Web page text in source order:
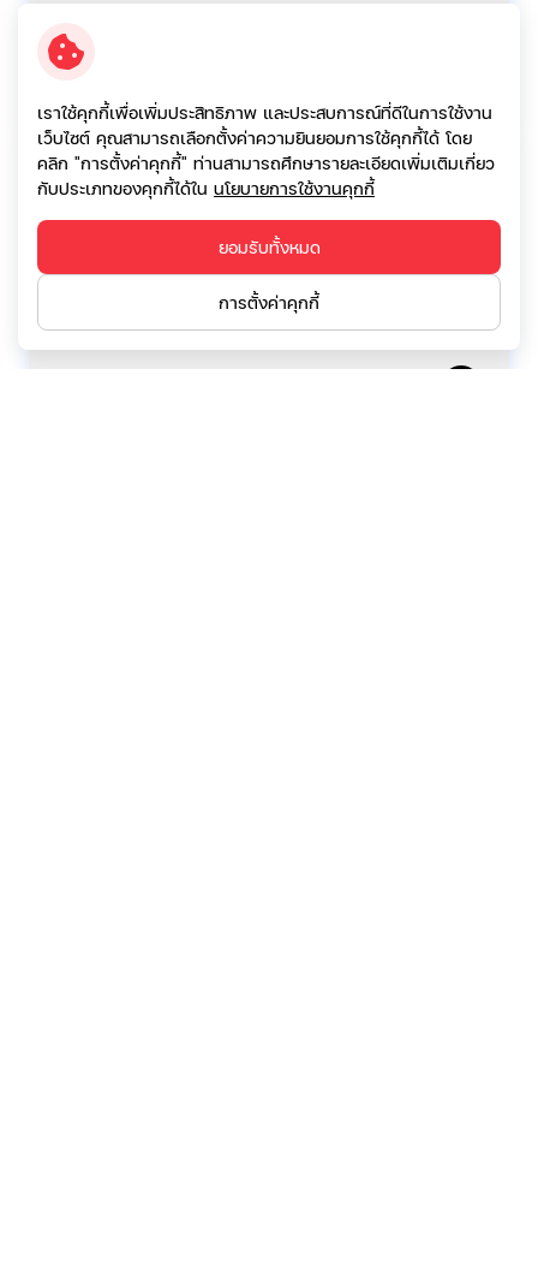
09 ธันวาคม 2565
คำอธิบายและวิเคราะห์ของฝ่ายจัดการ ไตรมาส
ที่ 3 สิ้นสุดวันที่ 30 ก.ย. 2565
เราใช้คุกกี้เพื่อเพิ่มประสิทธิภาพ และประสบการณ์ที่ดีในการใช้งาน
เว็บไซต์ คุณสามารถเลือกตั้งค่าความยินยอมการใช้คุกกี้ได้ โดย
คลิก "การตั้งค่าคุกกี้" ท่านสามารถศึกษารายละเอียดเพิ่มเติมเกี่ยว
กับประเภทของคุกกี้ได้ใน นโยบายการใช้งานคุกกี้
ยอมรับทั้งหมด
การตั้งค่าคุกกี้